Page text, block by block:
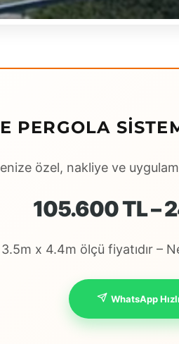
PERGOLA
özel, nakliye ve
105.600 TL –
x 4.4m ölçü fiyatıdır –
WhatsApp